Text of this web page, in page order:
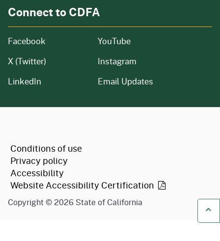
Connect to CDFA
Facebook
X (Twitter)
LinkedIn
YouTube
Instagram
Email Updates
Conditions of use
Privacy policy
Accessibility
Website Accessibility Certification
Copyright © 2026 State of California